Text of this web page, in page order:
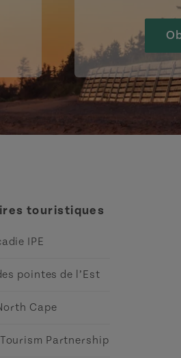
touristiques
IPE
pointes de l’Est
Cape
Partnership